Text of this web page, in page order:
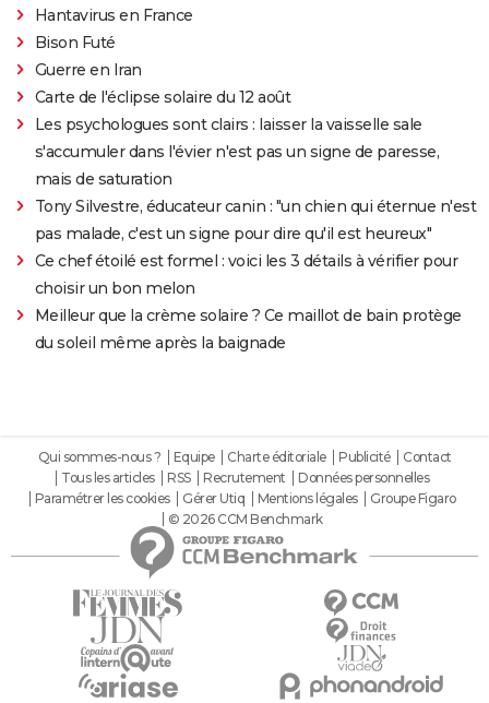
Hantavirus en France
Bison Futé
Guerre en Iran
Carte de l'éclipse solaire du 12 août
Les psychologues sont clairs : laisser la vaisselle sale
s'accumuler dans l'évier n'est pas un signe de paresse,
mais de saturation
Tony Silvestre, éducateur canin : "un chien qui éternue n'est
pas malade, c'est un signe pour dire qu'il est heureux"
Ce chef étoilé est formel : voici les 3 détails à vérifier pour
choisir un bon melon
Meilleur que la crème solaire ? Ce maillot de bain protège
du soleil même après la baignade
Qui sommes-nous ? Equipe Charte éditoriale Publicité
Contact
Tous les articles
RSS Recrutement
Données personnelles
Paramétrer les cookies
Gérer Utiq Mentions légales
Groupe Figaro
© 2026 CCM Benchmark